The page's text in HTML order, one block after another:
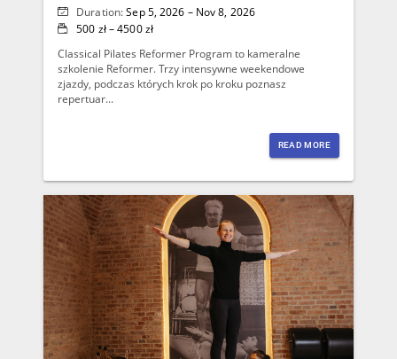
Duration: Sep 5, 2026 – Nov 8, 2026
500 zł – 4500 zł
Classical Pilates Reformer Program to kameralne
szkolenie Reformer. Trzy intensywne weekendowe
zjazdy, podczas których krok po kroku poznasz
repertuar...
READ MORE